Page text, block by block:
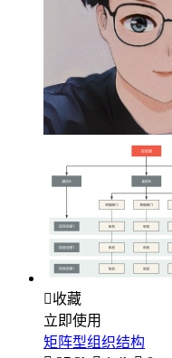
收藏
立即使用
矩阵型组织结构